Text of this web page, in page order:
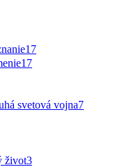
17
17
svetová vojna7
život3